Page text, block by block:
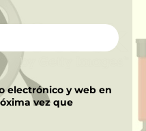
electrónico y web en
vez que